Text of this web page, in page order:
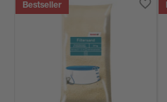
Bestseller